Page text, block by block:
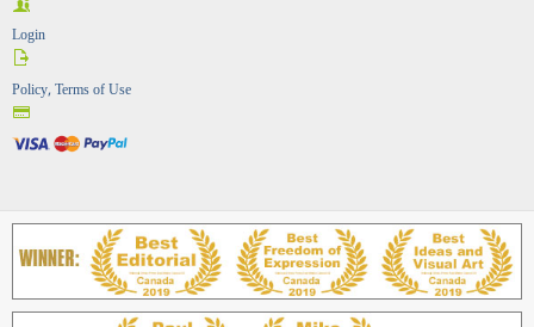
Login
Policy, Terms of Use